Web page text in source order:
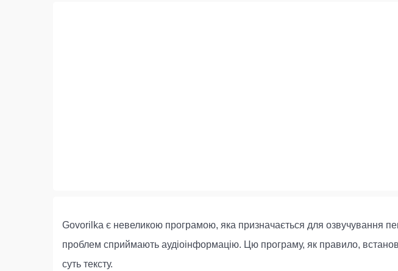
Govorilka є невеликою програмою, яка призначається для озвучування
проблем сприймають аудіоінформацію. Цю програму, як правило,
суть тексту.